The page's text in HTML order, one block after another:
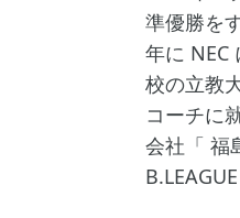
準優勝を
年に NEC
校の立教
コーチに
会社「 福